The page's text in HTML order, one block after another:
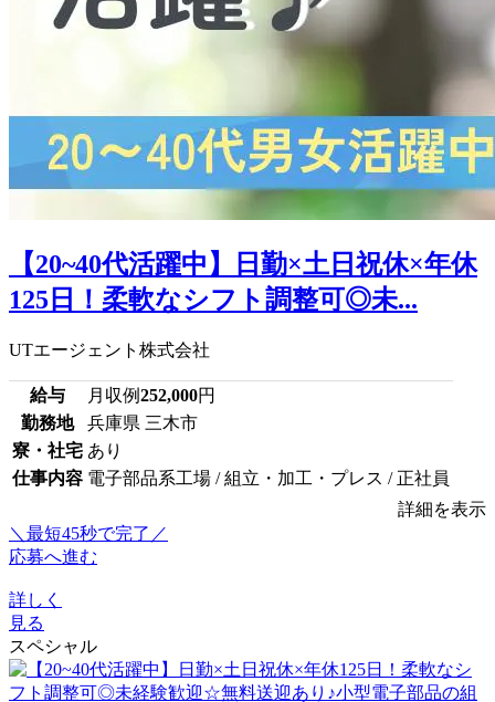
【20~40代活躍中】日勤×土日祝休×年休
125日！柔軟なシフト調整可◎未...
UTエージェント株式会社
給与 月収例252,000円
勤務地
兵庫県 三木市
寮・社宅 あり
仕事内容 電子部品系工場 / 組立・加工・プレス / 正社員
詳細を表示
＼最短45秒で完了／
応募へ進む
詳しく
見る
スペシャル